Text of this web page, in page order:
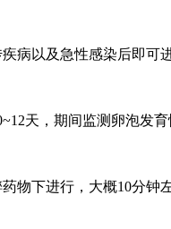
病以及急性感染后即可
天，期间监测卵泡发育
物下进行，大概10分钟